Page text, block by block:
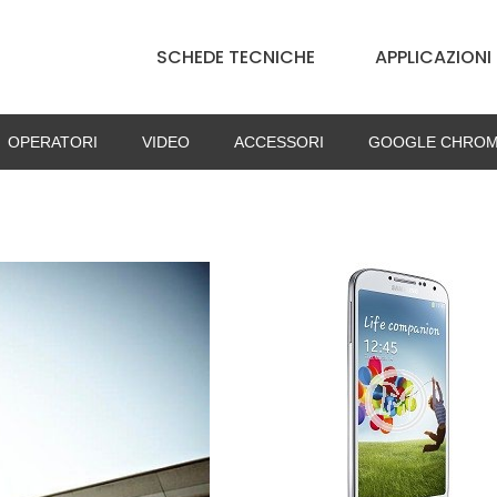
SCHEDE TECNICHE APPLICAZIONI
OPERATORI VIDEO ACCESSORI GOOGLE